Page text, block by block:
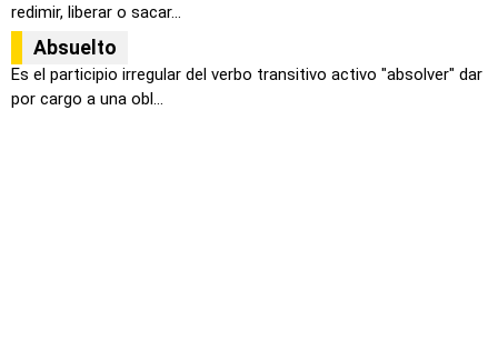
redimir, liberar o sacar...
Absuelto
Es el participio irregular del verbo transitivo activo "absolver" dar
por cargo a una obl...